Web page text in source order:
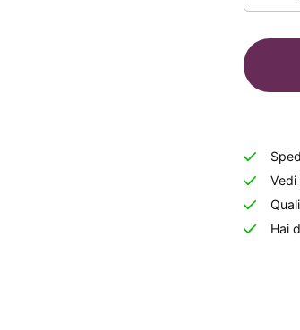
Vedi
Hai